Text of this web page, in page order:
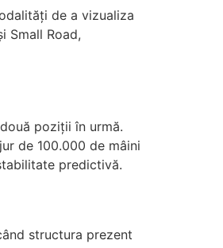
de a vizualiza
Small Road,
poziții în urmă.
de 100.000 de mâini
predictivă.
structura prezent